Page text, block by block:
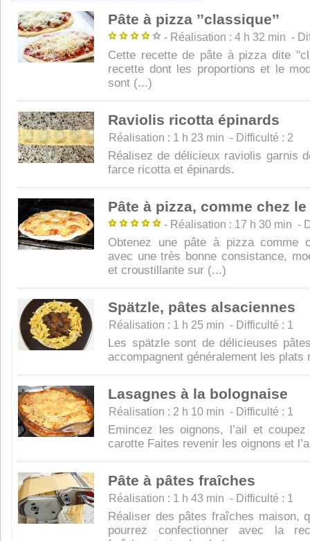
Pâte à pizza ’’classique’’
- Réalisation : 4 h 32 min -
Cette recette de pâte à pizza dite
recette dont les proportions et le
sont (...)
Raviolis ricotta épinards
Réalisation : 1 h 23 min - Difficulté : 2
Réalisez de délicieux raviolis garnis
farce ricotta et épinards.
Pâte à pizza, comme chez
- Réalisation : 17 h 30 min -
Obtenez une pâte à pizza comme
avec une très bonne consistance,
et croustillante sur (...)
Spätzle, pâtes alsaciennes
Réalisation : 1 h 25 min - Difficulté : 1
Les spätzle sont de délicieuses
accompagnent généralement les plats
Lasagnes à la bolognaise
Réalisation : 2 h 10 min - Difficulté : 1
Emincez les oignons, l’ail et
carotte Faites revenir les oignons et
Pâte à pâtes fraîches
Réalisation : 1 h 43 min - Difficulté : 1
Réaliser des pâtes fraîches maison,
pourrez confectionner avec la